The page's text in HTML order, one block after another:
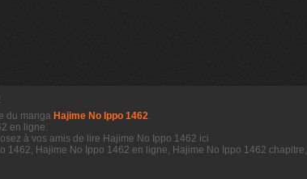
du manga Hajime No Ippo 1462.
en ligne.
à vos amis de lire Hajime No Ippo 1462 ici
1462, Hajime No Ippo 1462 en ligne, Hajime No Ippo 1462 chapitre,